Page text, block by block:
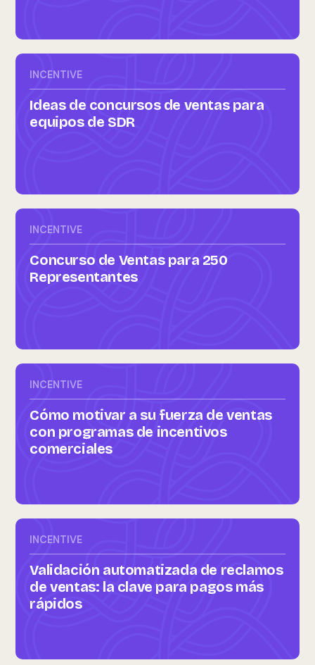
INCENTIVE
Ideas de concursos de ventas para
equipos de SDR
INCENTIVE
Concurso de Ventas para 250
Representantes
INCENTIVE
Cómo motivar a su fuerza de ventas
con programas de incentivos
comerciales
INCENTIVE
Validación automatizada de reclamos
de ventas: la clave para pagos más
rápidos